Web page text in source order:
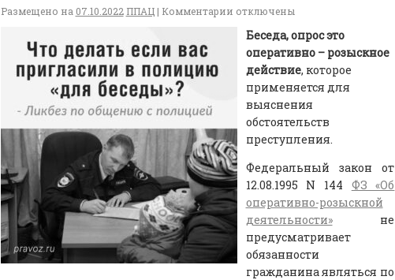
Размещено на 07.10.2022 ППАЦ | Комментарии отключены
Беседа, опрос это
оперативно – розыскное
действие, которое
применяется для
выяснения
обстоятельств
преступления.
Федеральный закон от
12.08.1995 N 144 ФЗ «Об
оперативно-розыскной
деятельности»не
предусматривает
обязанности
гражданина являться по